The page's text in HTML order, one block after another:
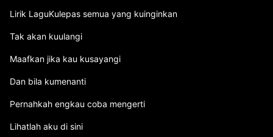
Lirik LaguKulepas semua yang kuinginkan
Tak akan kuulangi
Maafkan jika kau kusayangi
Dan bila kumenanti
Pernahkah engkau coba mengerti
Lihatlah aku di sini